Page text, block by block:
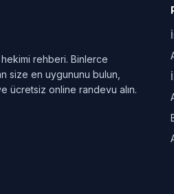
rehberi. Binlerce
size en uygununu bulun,
ücretsiz online randevu alın.